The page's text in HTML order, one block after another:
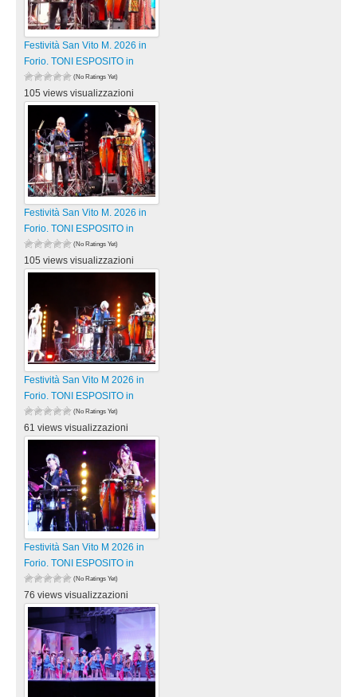
Festività San Vito M. 2026 in
Forio. TONI ESPOSITO in
(No Ratings Yet)
105 views visualizzazioni
Festività San Vito M. 2026 in
Forio. TONI ESPOSITO in
(No Ratings Yet)
105 views visualizzazioni
Festività San Vito M 2026 in
Forio. TONI ESPOSITO in
(No Ratings Yet)
61 views visualizzazioni
Festività San Vito M 2026 in
Forio. TONI ESPOSITO in
(No Ratings Yet)
76 views visualizzazioni